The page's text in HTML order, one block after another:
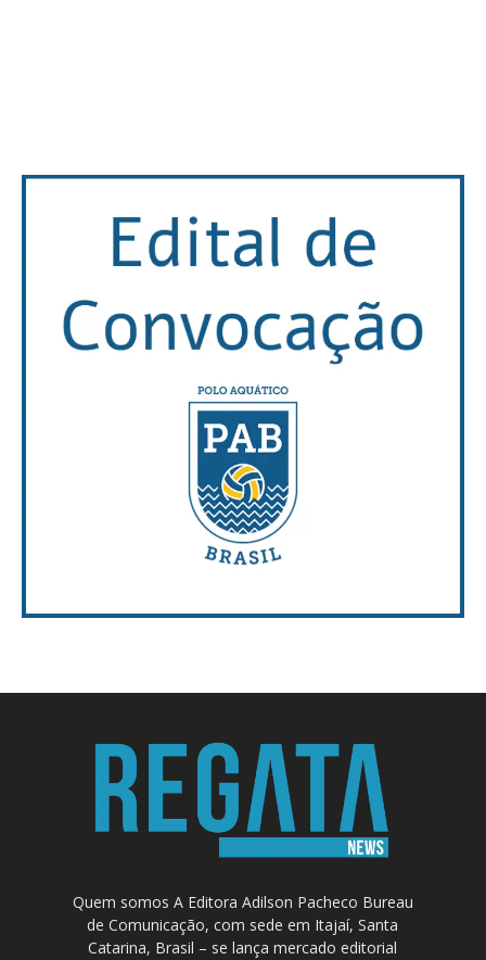
Quem somos A Editora Adilson Pacheco Bureau
de Comunicação, com sede em Itajaí, Santa
Catarina, Brasil – se lança mercado editorial